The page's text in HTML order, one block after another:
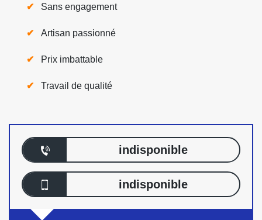
Sans engagement
Artisan passionné
Prix imbattable
Travail de qualité
indisponible
indisponible